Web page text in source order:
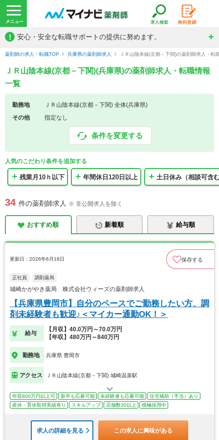
! 安心・安全な転職サポートの提供に努めます。
薬剤師の求人・転職TOP 兵庫県の薬剤師求人 ＪＲ山陰本線(京都－下関)の薬剤師求人・転
ＪＲ山陰本線(京都－下関)(兵庫県)の薬剤師求人・転職情報
一覧
勤務地
ＪＲ山陰本線(京都－下関) 全体(兵庫県)
その他
指定なし
条件を変更する
人気のこだわり条件を追加する
残業月10ｈ以下 年間休日120日以上 土日休み（相談可含
34 件の薬剤師求人 ※ 非公開求人を除く
おすすめ順 新着順 給与順
更新日：2026年6月18日 保存する
正社員 調剤薬局
城崎かがやき薬局 株式会社ウィーズの薬剤師求人
【兵庫県豊岡市】自分のペースでご勤務したい方、調
剤未経験者も歓迎♪＜マイカー通勤OK！＞
給与
【月収】40.0万円～70.0万円
【年収】480万円～840万円
勤務地 兵庫県 豊岡市
アクセス ＪＲ山陰本線(京都－下関) 城崎温泉駅
年収800万円以上可 新卒も応募可能 未経験者も応募可能
住宅補助（手当）あり
産休・育休取得実績有り
スキルアップ 店舗数30以上 積極採用中
求人の詳細を見る この求人に興味がある